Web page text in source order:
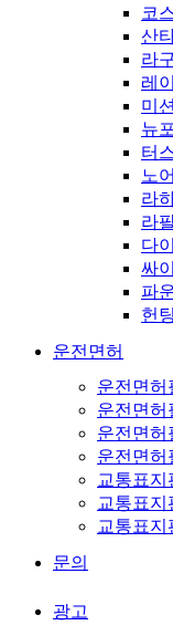
코
산
라
레
미
뉴
터
노
라
라
다
싸
파
헌
운전면허
운전면허
운전면허
운전면허
운전면허
교통표지
교통표지
교통표지
문의
광고